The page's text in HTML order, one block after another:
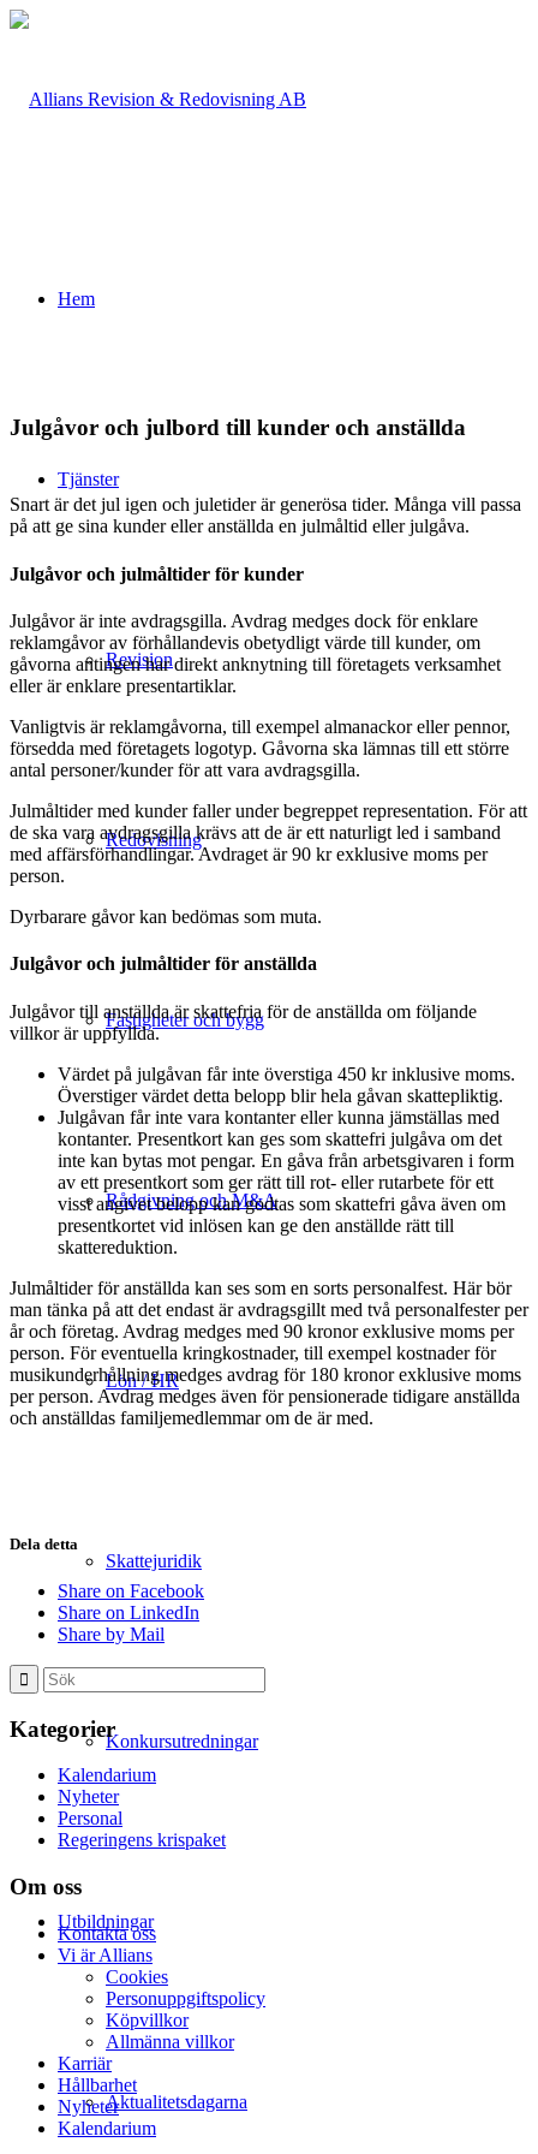
Hem
Tjänster
Revision
Redovisning
Fastigheter och bygg
Rådgivning och M&A
Lön / HR
Skattejuridik
Konkursutredningar
Utbildningar
Aktualitetsdagarna
Julgåvor och julbord till kunder och anställda
Snart är det jul igen och juletider är generösa tider. Många vill passa
på att ge sina kunder eller anställda en julmåltid eller julgåva.
Julgåvor och julmåltider för kunder
Julgåvor är inte avdragsgilla. Avdrag medges dock för enklare
reklamgåvor av förhållandevis obetydligt värde till kunder, om
gåvorna antingen har direkt anknytning till företagets verksamhet
eller är enklare presentartiklar.
Vanligtvis är reklamgåvorna, till exempel almanackor eller pennor,
försedda med företagets logotyp. Gåvorna ska lämnas till ett större
antal personer/kunder för att vara avdragsgilla.
Julmåltider med kunder faller under begreppet representation. För att
de ska vara avdragsgilla krävs att de är ett naturligt led i samband
med affärsförhandlingar. Avdraget är 90 kr exklusive moms per
person.
Dyrbarare gåvor kan bedömas som muta.
Julgåvor och julmåltider för anställda
Julgåvor till anställda är skattefria för de anställda om följande
villkor är uppfyllda.
Värdet på julgåvan får inte överstiga 450 kr inklusive moms.
Överstiger värdet detta belopp blir hela gåvan skattepliktig.
Julgåvan får inte vara kontanter eller kunna jämställas med
kontanter. Presentkort kan ges som skattefri julgåva om det
inte kan bytas mot pengar. En gåva från arbetsgivaren i form
av ett presentkort som ger rätt till rot- eller rutarbete för ett
visst angivet belopp kan godtas som skattefri gåva även om
presentkortet vid inlösen kan ge den anställde rätt till
skattereduktion.
Julmåltider för anställda kan ses som en sorts personalfest. Här bör
man tänka på att det endast är avdragsgillt med två personalfester per
år och företag. Avdrag medges med 90 kronor exklusive moms per
person. För eventuella kringkostnader, till exempel kostnader för
musikunderhållning medges avdrag för 180 kronor exklusive moms
per person. Avdrag medges även för pensionerade tidigare anställda
och anställdas familjemedlemmar om de är med.
Dela detta
Share on Facebook
Share on LinkedIn
Share by Mail
Kategorier
Kalendarium
Nyheter
Personal
Regeringens krispaket
Om oss
Kontakta oss
Vi är Allians
Cookies
Personuppgiftspolicy
Köpvillkor
Allmänna villkor
Karriär
Hållbarhet
Nyheter
Kalendarium